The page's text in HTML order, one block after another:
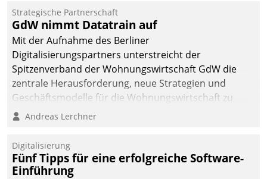
kommunale Wohnungsbauunternehmen daher
gemeinsam mit der Berliner Datatrain GmbH den
Teilprozess der Objektsanierung digitalisiert.
Strategische Partnerschaft
GdW nimmt Datatrain auf
Mit der Aufnahme des Berliner
Digitalisierungspartners unterstreicht der
Spitzenverband der Wohnungswirtschaft GdW die
zentrale Herausforderung, neue Strategien und
Geschäftsmodelle für die Wohnungswirtschaft zu
entwickeln.
Andreas Lerchner
Digitalisierung
Fünf Tipps für eine erfolgreiche Software-
Einführung